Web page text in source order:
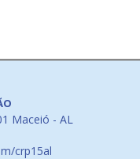
Maceió - AL
crp15al